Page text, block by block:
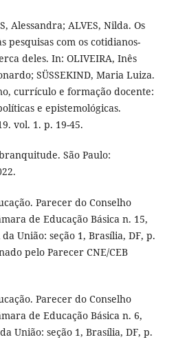
Alessandra; ALVES, Nilda. Os
pesquisas com os cotidianos-
deles. In: OLIVEIRA, Inês
SÜSSEKIND, Maria Luiza.
currículo e formação docente:
e epistemológicas.
vol. 1. p. 19-45.
São Paulo:
Parecer do Conselho
de Educação Básica n. 15,
União: seção 1, Brasília, DF, p.
pelo Parecer CNE/CEB
Parecer do Conselho
de Educação Básica n. 6,
União: seção 1, Brasília, DF, p.